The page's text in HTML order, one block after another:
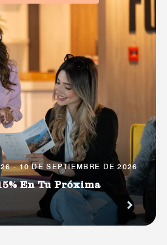
- 10 DE SEPTIEMBRE DE 2026
En Tu Próxima